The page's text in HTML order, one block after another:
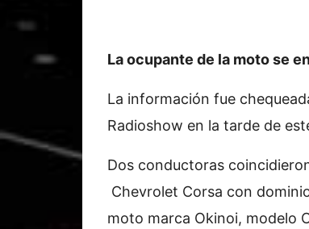
La ocupante de la moto se
La información fue
Radioshow en la tarde de
Dos conductoras
Chevrolet Corsa con
moto marca Okinoi, modelo